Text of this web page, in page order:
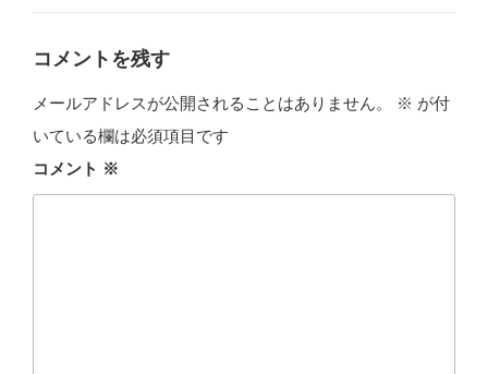
コメントを残す
メールアドレスが公開されることはありません。 ※ が付
いている欄は必須項目です
コメント ※